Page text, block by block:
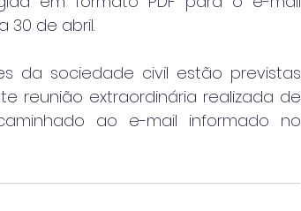
30 de abril.
da sociedade civil estão previstas
reunião extraordinária realizada de
ao e-mail informado no